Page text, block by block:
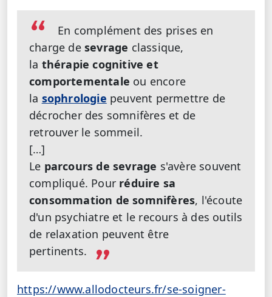
En complément des prises en
charge de sevrage classique,
la thérapie cognitive et
comportementale ou encore
la sophrologie peuvent permettre de
décrocher des somnifères et de
retrouver le sommeil.
[…]
Le parcours de sevrage s'avère souvent
compliqué. Pour réduire sa
consommation de somnifères, l'écoute
d'un psychiatre et le recours à des outils
de relaxation peuvent être
pertinents.
https://www.allodocteurs.fr/se-soigner-